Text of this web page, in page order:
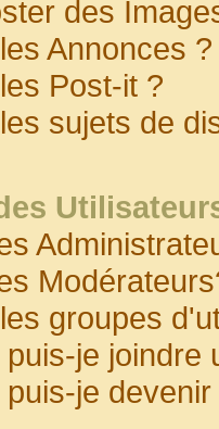
des
Annonces ?
Post-it ?
sujets de
groupes
je joindre
je